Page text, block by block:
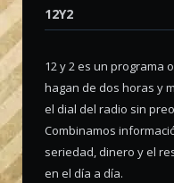
12Y2
12 y 2 es un programa
hagan de dos horas y
el dial del radio sin
Combinamos
seriedad, dinero y el
en el día a día.